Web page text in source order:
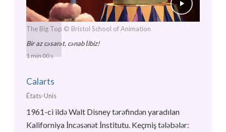
The Big Top © Bristol School of Animation
Bir az cəsarət, cənab İlbiz!
1 min 00 s
Calarts
États-Unis
1961-ci ildə Walt Disney tərəfindən yaradılan
Kaliforniya İncəsənət İnstitutu. Keçmiş tələbələr: